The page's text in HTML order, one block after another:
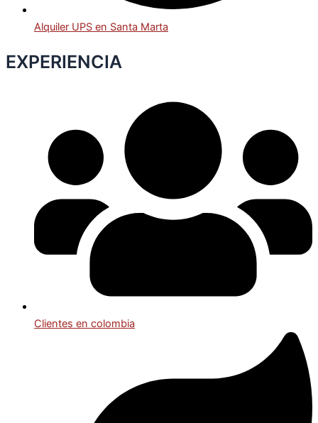
Alquiler UPS en Santa Marta
EXPERIENCIA
Clientes en colombia